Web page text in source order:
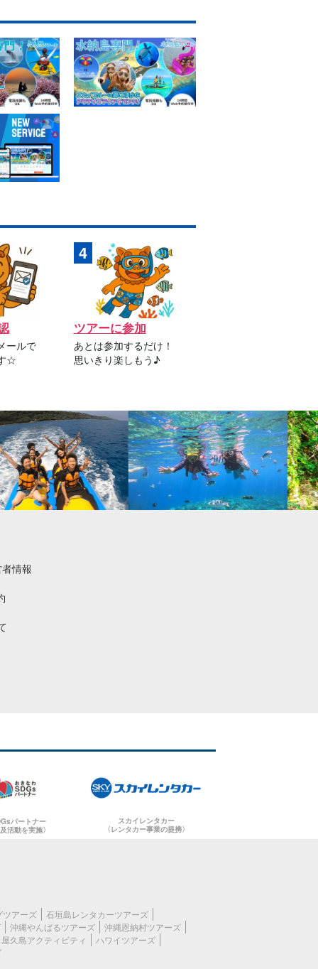
ールで
☆
ツアーに参加
あとは参加するだけ！
思いきり楽しもう♪
情報
パートナー
活動を実施〉
スカイレンタカー
〈レンタカー事業の提携〉
ツアーズ
石垣島レンタカーツアーズ
沖縄やんばるツアーズ
沖縄恩納村ツアーズ
屋久島アクティビティ
ハワイツアーズ